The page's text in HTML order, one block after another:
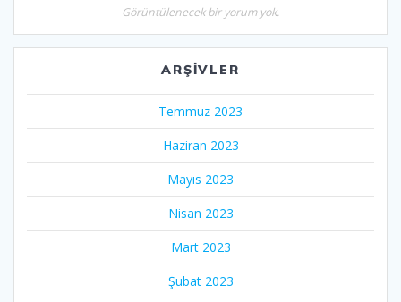
Görüntülenecek bir yorum yok.
ARŞIVLER
Temmuz 2023
Haziran 2023
Mayıs 2023
Nisan 2023
Mart 2023
Şubat 2023